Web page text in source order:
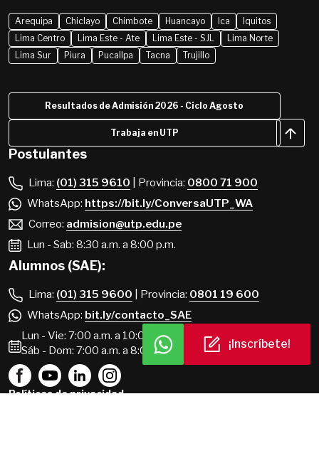
¡Inscríbete!
Arequipa Chiclayo Chimbote Huancayo Ica
Iquitos
Lima Centro
Lima Este - Ate Lima Este - SJL
Lima Norte
Lima Sur
Piura Pucallpa Tacna Trujillo
Resultados de Admisión 2026 - Ciclo Agosto
Trabaja en UTP
Postulantes
Lima: (01) 315 9610 | Provincia: 0800 71 900
WhatsApp: https://bit.ly/ConversaUTP_WA
Correo: admision@utp.edu.pe
Lun - Sab: 8:30 a.m. a 8:00 p.m.
Alumnos (SAE):
Lima: (01) 315 9600 | Provincia: 0801 19 600
WhatsApp: bit.ly/contacto_SAE
Lun - Vie: 7:00 a.m. a 10:00 p.m.
Sáb - Dom: 7:00 a.m. a 8:00 p.m.
Políticas de privacidad